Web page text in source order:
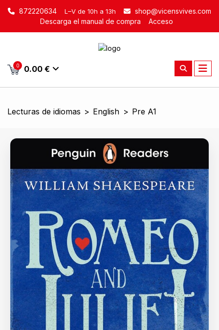
872220634 L–V de 10h a 13h
shop@vicensvives.com
Descarga el manual de compra
Acceso
0 0.00 €
Lecturas de idiomas > English > Pre A1